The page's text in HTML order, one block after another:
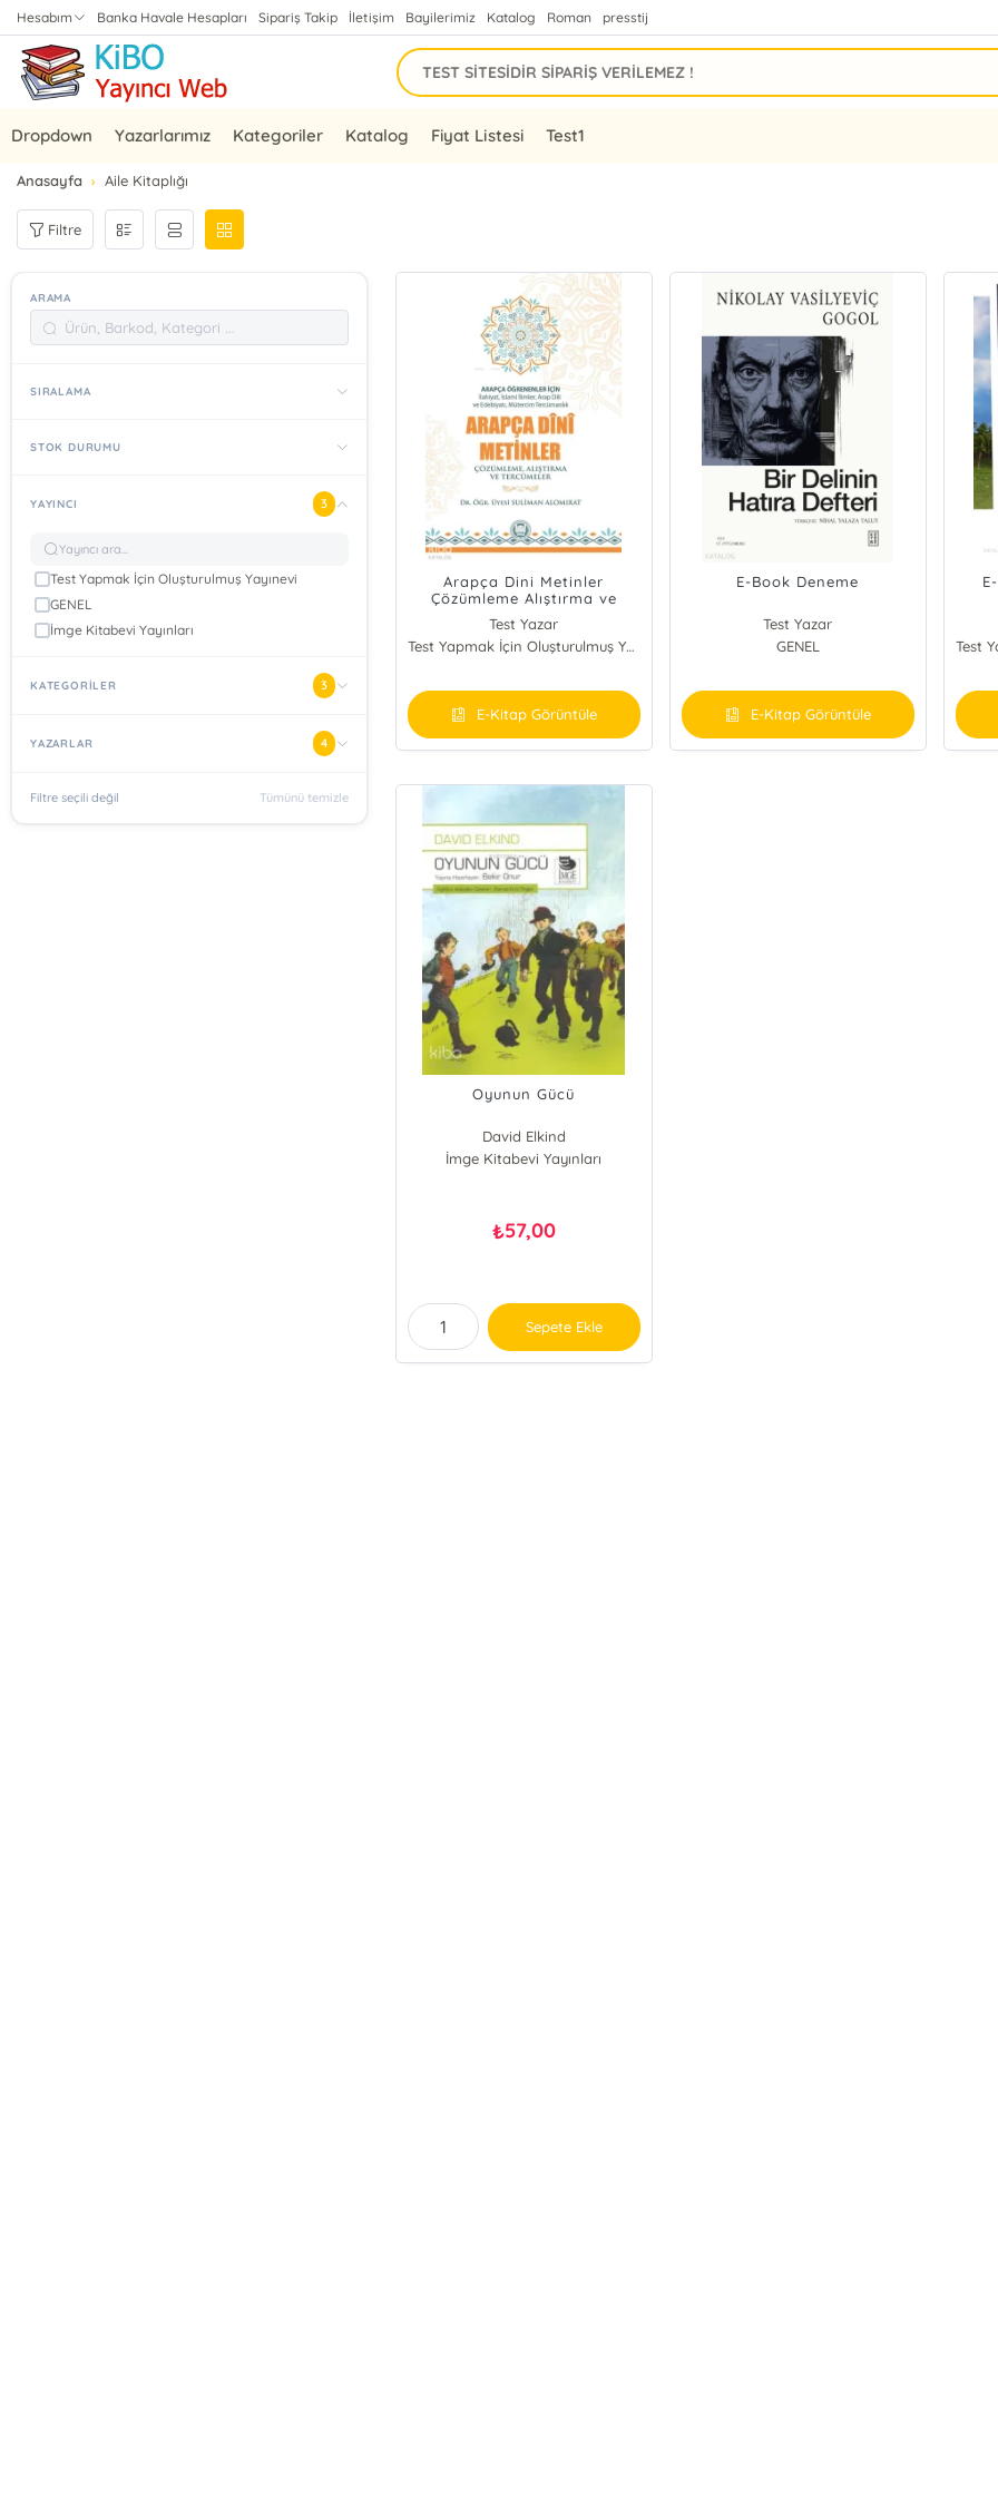
Hesabım Banka Havale Hesapları Sipariş Takip İletişim Bayilerimiz Katalog Roman presstij
Dropdown Yazarlarımız Kategoriler Katalog Fiyat Listesi Test1
Anasayfa Aile Kitaplığı
Filtre
ARAMA
SIRALAMA
STOK DURUMU
YAYINCI 3
Test Yapmak İçin Oluşturulmuş Yayınevi
GENEL
İmge Kitabevi Yayınları
KATEGORİLER 3
YAZARLAR 4
Filtre seçili değil Tümünü temizle
Arapça Dini Metinler
Çözümleme Alıştırma ve
Test Yazar
Test Yapmak İçin Oluşturulmuş Yayınevi
E-Kitap Görüntüle
E-Book Deneme
Test Yazar
GENEL
E-Kitap Görüntüle
Oyunun Gücü
David Elkind
İmge Kitabevi Yayınları
₺57,00
Sepete Ekle